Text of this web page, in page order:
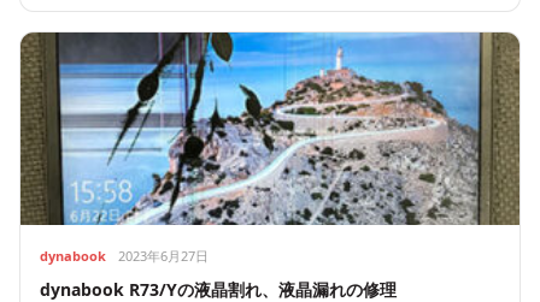
dynabook 2023年6月27日
dynabook R73/Yの液晶割れ、液晶漏れの修理